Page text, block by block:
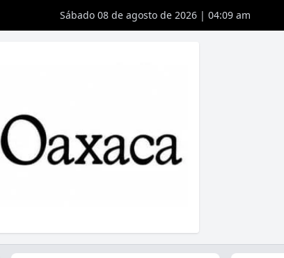
Sábado 08 de agosto de 2026 | 04:09 am